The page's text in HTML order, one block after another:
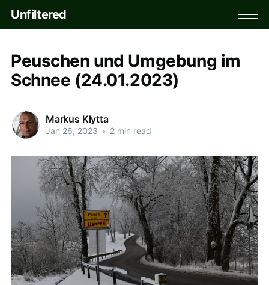
Unfiltered
Peuschen und Umgebung im
Schnee (24.01.2023)
Markus Klytta
Jan 26, 2023 • 2 min read